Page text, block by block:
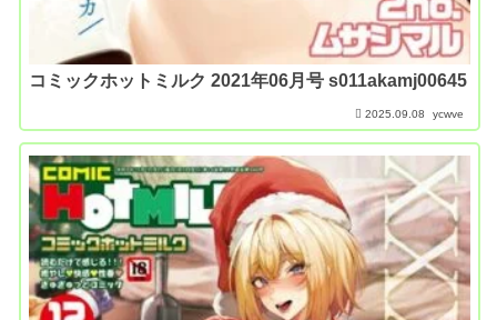
コミックホットミルク 2021年06月号 s011akamj00645
2025.09.08 ycwve